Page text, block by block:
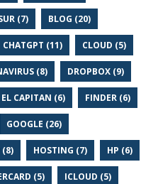
(7) BLOG (20)
CHATGPT (11) CLOUD (5)
(8) DROPBOX (9)
EL CAPITAN (6) FINDER (6)
GOOGLE (26)
(8) HOSTING (7) HP (6)
(5) ICLOUD (5)